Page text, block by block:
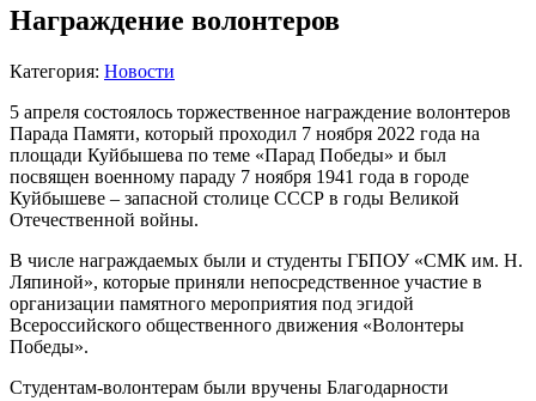
Награждение волонтеров
Категория: Новости
5 апреля состоялось торжественное награждение волонтеров
Парада Памяти, который проходил 7 ноября 2022 года на
площади Куйбышева по теме «Парад Победы» и был
посвящен военному параду 7 ноября 1941 года в городе
Куйбышеве – запасной столице СССР в годы Великой
Отечественной войны.
В числе награждаемых были и студенты ГБПОУ «СМК им. Н.
Ляпиной», которые приняли непосредственное участие в
организации памятного мероприятия под эгидой
Всероссийского общественного движения «Волонтеры
Победы».
Студентам-волонтерам были вручены Благодарности